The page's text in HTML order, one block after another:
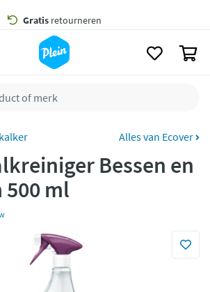
Gratis bezorging vanaf 35,- *
uiterlijkmaandag
retourneren
Betaal met Klarna
Alles van Ecover
Bessen en
ml